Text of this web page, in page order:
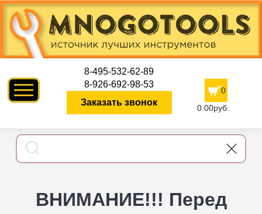
8-495-532-62-89
8-926-692-98-53
Заказать звонок
0
0.00руб.
ВНИМАНИЕ!!! Перед